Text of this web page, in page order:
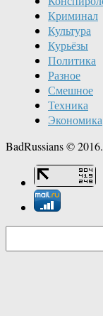
Криминал
Культура
Курьёзы
Политика
Разное
Смешное
Техника
Экономика
BadRussians ©